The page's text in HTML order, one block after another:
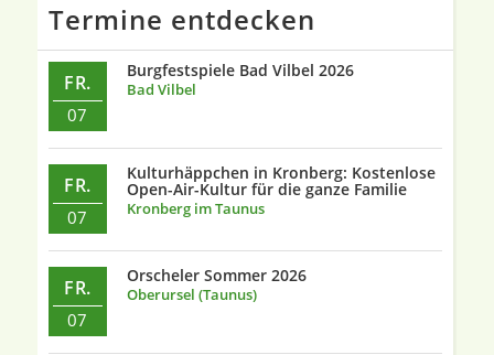
Termine entdecken
FR.
07
Burgfestspiele Bad Vilbel 2026
Bad Vilbel
FR.
07
Kulturhäppchen in Kronberg: Kostenlose
Open-Air-Kultur für die ganze Familie
Kronberg im Taunus
FR.
07
Orscheler Sommer 2026
Oberursel (Taunus)